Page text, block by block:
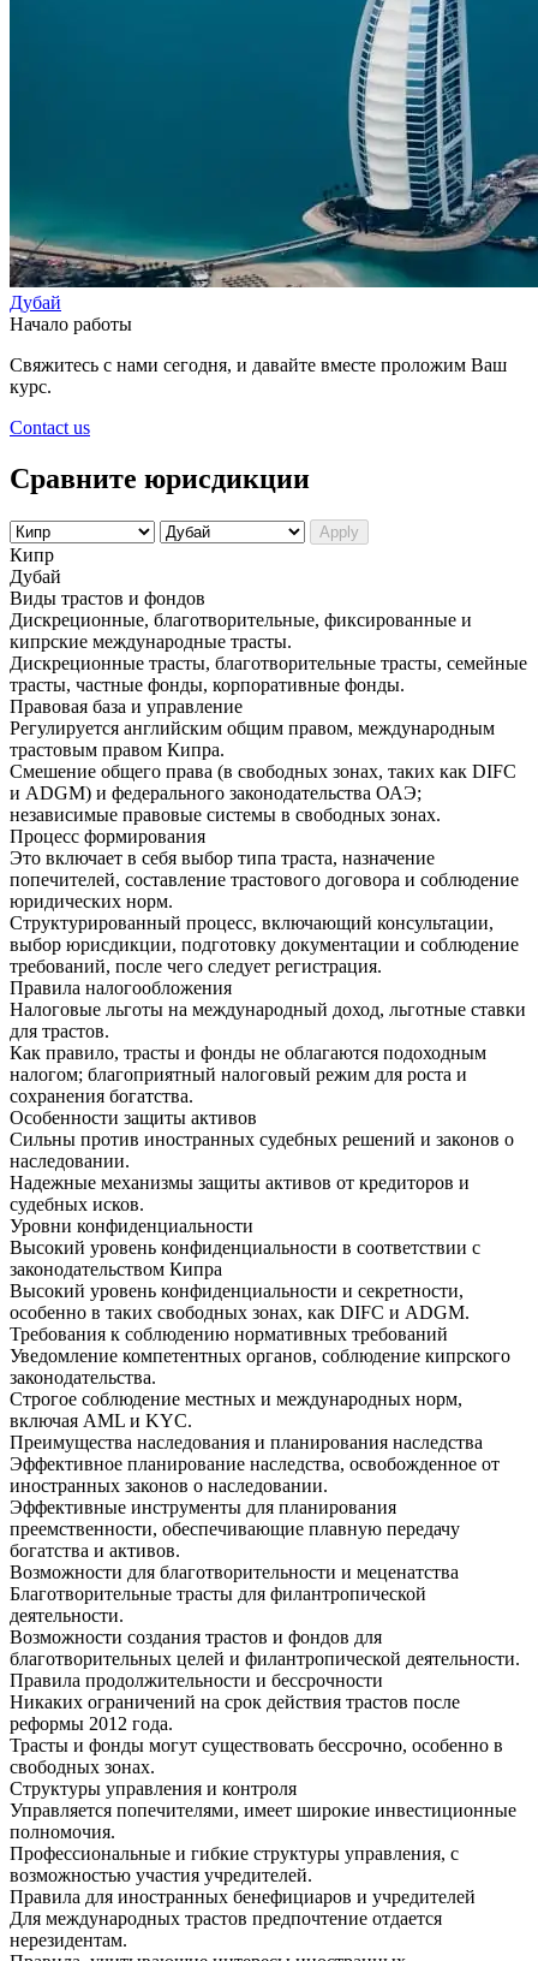
Дубай
Начало работы
Свяжитесь с нами сегодня, и давайте вместе проложим Ваш
курс.
Contact us
Сравните юрисдикции
Apply
Кипр
Дубай
Виды трастов и фондов
Дискреционные, благотворительные, фиксированные и
кипрские международные трасты.
Дискреционные трасты, благотворительные трасты, семейные
трасты, частные фонды, корпоративные фонды.
Правовая база и управление
Регулируется английским общим правом, международным
трастовым правом Кипра.
Смешение общего права (в свободных зонах, таких как DIFC
и ADGM) и федерального законодательства ОАЭ;
независимые правовые системы в свободных зонах.
Процесс формирования
Это включает в себя выбор типа траста, назначение
попечителей, составление трастового договора и соблюдение
юридических норм.
Структурированный процесс, включающий консультации,
выбор юрисдикции, подготовку документации и соблюдение
требований, после чего следует регистрация.
Правила налогообложения
Налоговые льготы на международный доход, льготные ставки
для трастов.
Как правило, трасты и фонды не облагаются подоходным
налогом; благоприятный налоговый режим для роста и
сохранения богатства.
Особенности защиты активов
Сильны против иностранных судебных решений и законов о
наследовании.
Надежные механизмы защиты активов от кредиторов и
судебных исков.
Уровни конфиденциальности
Высокий уровень конфиденциальности в соответствии с
законодательством Кипра
Высокий уровень конфиденциальности и секретности,
особенно в таких свободных зонах, как DIFC и ADGM.
Требования к соблюдению нормативных требований
Уведомление компетентных органов, соблюдение кипрского
законодательства.
Строгое соблюдение местных и международных норм,
включая AML и KYC.
Преимущества наследования и планирования наследства
Эффективное планирование наследства, освобожденное от
иностранных законов о наследовании.
Эффективные инструменты для планирования
преемственности, обеспечивающие плавную передачу
богатства и активов.
Возможности для благотворительности и меценатства
Благотворительные трасты для филантропической
деятельности.
Возможности создания трастов и фондов для
благотворительных целей и филантропической деятельности.
Правила продолжительности и бессрочности
Никаких ограничений на срок действия трастов после
реформы 2012 года.
Трасты и фонды могут существовать бессрочно, особенно в
свободных зонах.
Структуры управления и контроля
Управляется попечителями, имеет широкие инвестиционные
полномочия.
Профессиональные и гибкие структуры управления, с
возможностью участия учредителей.
Правила для иностранных бенефициаров и учредителей
Для международных трастов предпочтение отдается
нерезидентам.